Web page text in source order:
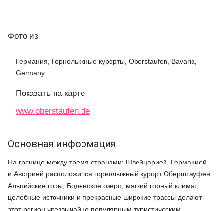
Фото из
Германия, Горнолыжные курорты, Oberstaufen, Bavaria,
Germany
Показать на карте
www.oberstaufen.de
Основная информация
На границе между тремя странами: Швейцарией, Германией
и Австрией расположился горнолыжный курорт Оберштауфен.
Альпийские горы, Боденское озеро, мягкий горный климат,
целебные источники и прекрасные широкие трассы делают
этот регион чрезвычайно популярным туристическим